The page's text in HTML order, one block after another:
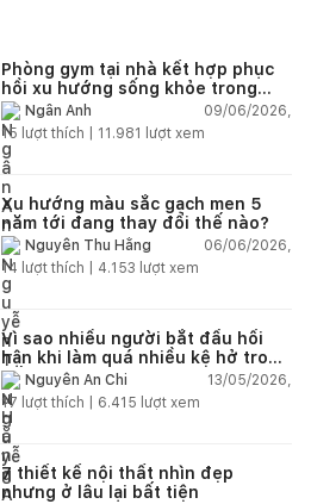
Phòng gym tại nhà kết hợp phục
hồi xu hướng sống khỏe trong
nhà hiện đại
Ngân Anh
09/06/2026,
15 lượt thích | 11.981 lượt xem
Xu hướng màu sắc gạch men 5
năm tới đang thay đổi thế nào?
Nguyễn Thu Hằng
06/06/2026,
14 lượt thích | 4.153 lượt xem
Vì sao nhiều người bắt đầu hối
hận khi làm quá nhiều kệ hở trong
bếp?Nguyễn An Chi
13/05/2026,
17 lượt thích | 6.415 lượt xem
7 thiết kế nội thất nhìn đẹp
nhưng ở lâu lại bất tiện